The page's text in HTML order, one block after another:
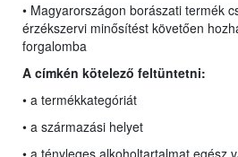
• Magyarországon borászati termék
érzékszervi minősítést követően
forgalomba
A címkén kötelező feltüntetni:
• a termékkategóriát
• a származási helyet